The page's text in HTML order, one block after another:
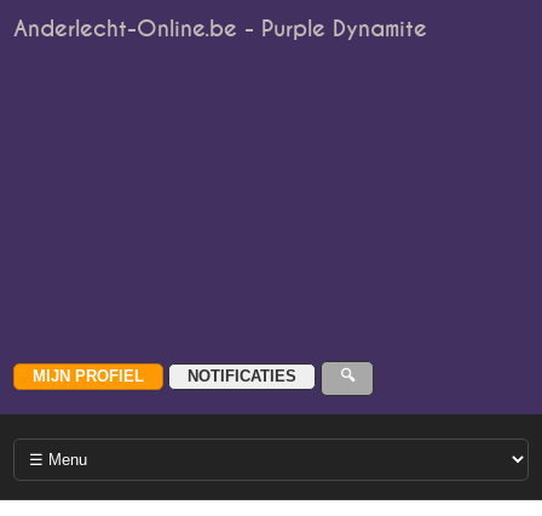
Anderlecht-Online.be - Purple Dynamite